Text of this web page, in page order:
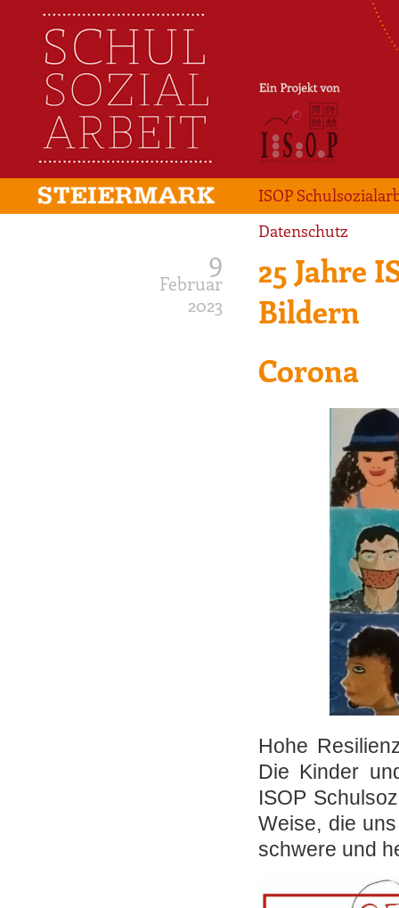
ISOP
Datenschutz
9
Februar
2023
25 Jahre
Bildern
Corona
Hohe
Die Kinder
ISOP
Weise, die
schwere und